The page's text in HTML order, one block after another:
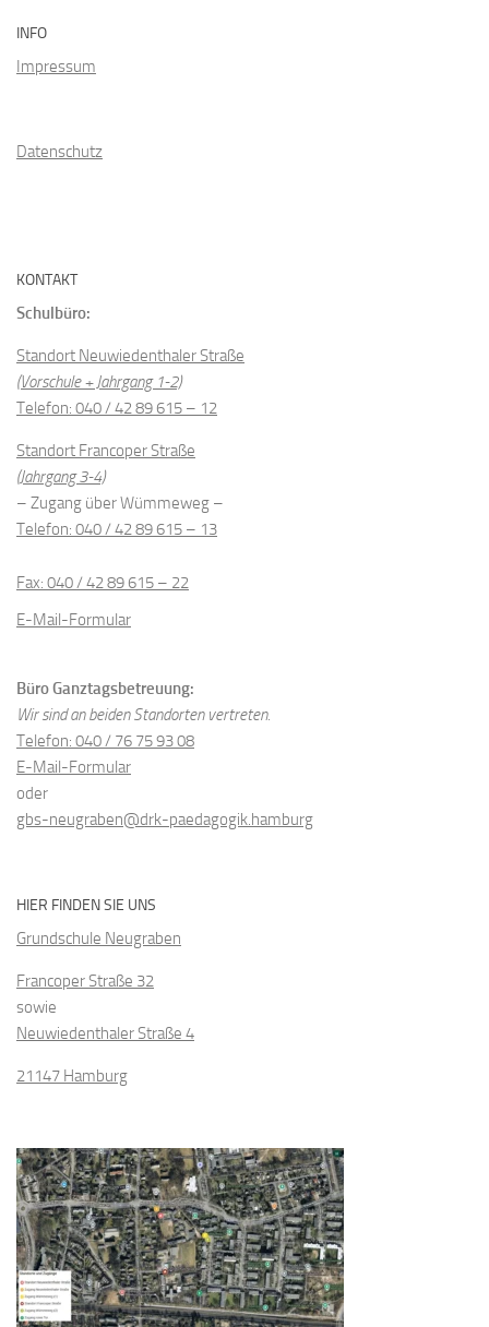
INFO
Impressum
Datenschutz
KONTAKT
Schulbüro:
Standort Neuwiedenthaler Straße
(Vorschule + Jahrgang 1-2)
Telefon: 040 / 42 89 615 – 12
Standort Francoper Straße
(Jahrgang 3-4)
– Zugang über Wümmeweg –
Telefon: 040 / 42 89 615 – 13
Fax: 040 / 42 89 615 – 22
E-Mail-Formular
Büro Ganztagsbetreuung:
Wir sind an beiden Standorten vertreten.
Telefon: 040 / 76 75 93 08
E-Mail-Formular
oder
gbs-neugraben@drk-paedagogik.hamburg
HIER FINDEN SIE UNS
Grundschule Neugraben
Francoper Straße 32
sowie
Neuwiedenthaler Straße 4
21147 Hamburg